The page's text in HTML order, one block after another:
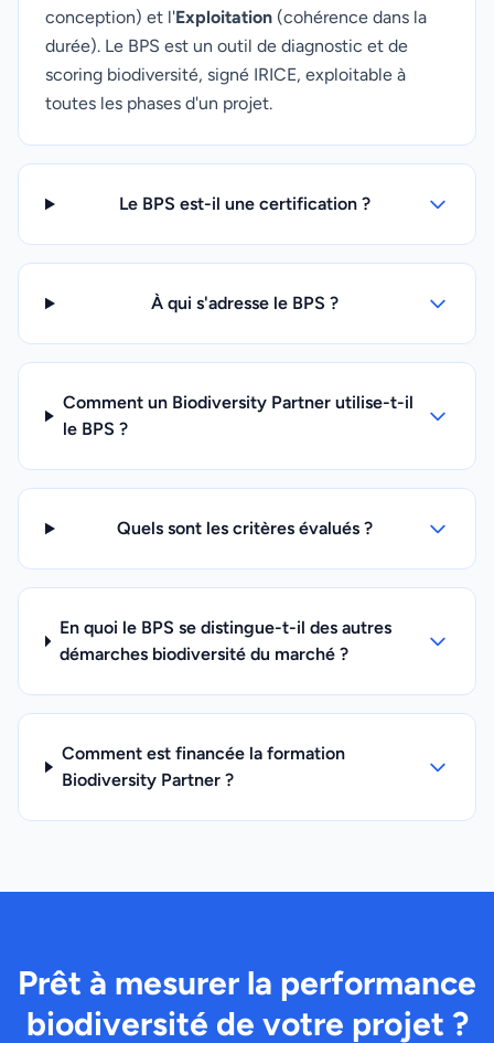
conception) et l'Exploitation (cohérence dans la
durée). Le BPS est un outil de diagnostic et de
scoring biodiversité, signé IRICE, exploitable à
toutes les phases d'un projet.
Le BPS est-il une certification ?
À qui s'adresse le BPS ?
Comment un Biodiversity Partner utilise-t-il
le BPS ?
Quels sont les critères évalués ?
En quoi le BPS se distingue-t-il des autres
démarches biodiversité du marché ?
Comment est financée la formation
Biodiversity Partner ?
Prêt à mesurer la performance
biodiversité de votre projet ?